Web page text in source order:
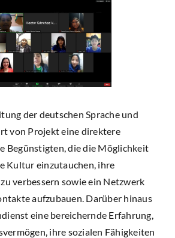
der deutschen Sprache und
von Projekt eine direktere
Begünstigten, die die Möglichkeit
Kultur einzutauchen, ihre
verbessern sowie ein Netzwerk
aufzubauen. Darüber hinaus
eine bereichernde Erfahrung,
ihre sozialen Fähigkeiten